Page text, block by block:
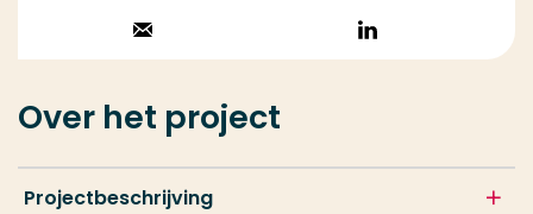
Stuur een email
Volg op
LinkedIn
Over het project
Projectbeschrijving